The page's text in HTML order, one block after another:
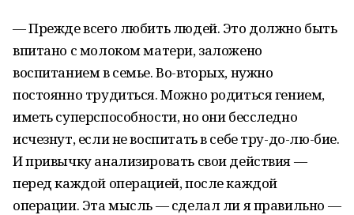
— Прежде всего любить людей. Это должно быть
впитано с молоком матери, заложено
воспитанием в семье. Во-вторых, нужно
постоянно трудиться. Можно родиться гением,
иметь суперспособности, но они бесследно
исчезнут, если не воспитать в себе тру-до-лю-бие.
И привычку анализировать свои действия —
перед каждой операцией, после каждой
операции. Эта мысль — сделал ли я правильно —